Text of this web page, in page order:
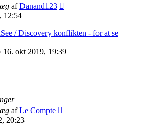
afDanand123
12:54
/ Discovery konflikten - for at se
16. okt 2019, 19:39
afLe Compte
20:23